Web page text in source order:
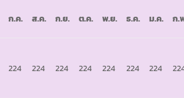
ก.ค. ส.ค. ก.ย. ต.ค. พ.ย. ธ.ค. ม.ค. ก.
224 224 224 224 224 224 224